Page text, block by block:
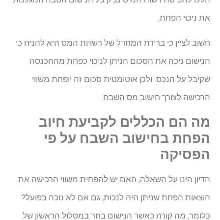
את ניכוי הפחת.
חשוב לציין כי ברירת המחדל של רשויות המס היא להניח כי
הנישום ניכה את הסכום הניתן לניכוי כפחת מההכנסה
שקיבל על הנכס. ולכן אוטומטית סכום זה יופחת משווי
הרכישה לצורך חישוב מס השבח.
מה הם הכללים לקביעת חיוב
הפחת בחישוב השבח על פי
הפסיקה
הדיון הינו על השאלה, האם יש להפחית משווי הרכישה את
הוצאות הפחת שניתן היה לנכות, גם אם לא נוכה בפועל?
כלומר, מה קורה כאשר הנישום בחר במסלול הראשון של